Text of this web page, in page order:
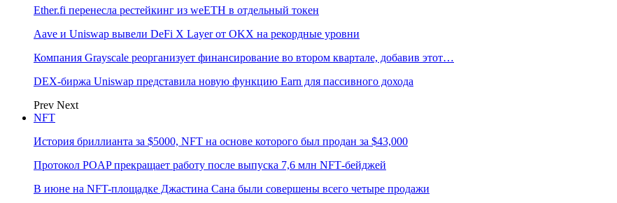
Ether.fi перенесла рестейкинг из weETH в отдельный токен
Aave и Uniswap вывели DeFi X Layer от OKX на рекордные уровни
Компания Grayscale реорганизует финансирование во втором квартале, добавив этот…
DEX-биржа Uniswap представила новую функцию Earn для пассивного дохода
Prev Next
NFT
История бриллианта за $5000, NFT на основе которого был продан за $43,000
Протокол POAP прекращает работу после выпуска 7,6 млн NFT‑бейджей
В июне на NFT-площадке Джастина Сана были совершены всего четыре продажи